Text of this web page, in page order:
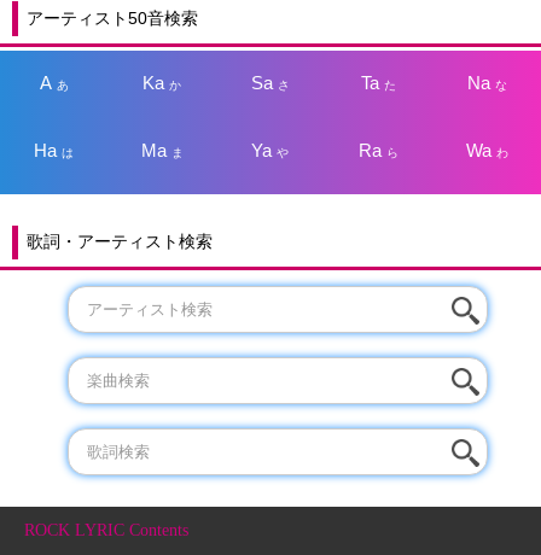
アーティスト50音検索
A あ Kaか Sa さ Taた Na な
Haは Ma ま Yaや Ra ら Wa わ
歌詞・アーティスト検索
ROCK LYRIC Contents